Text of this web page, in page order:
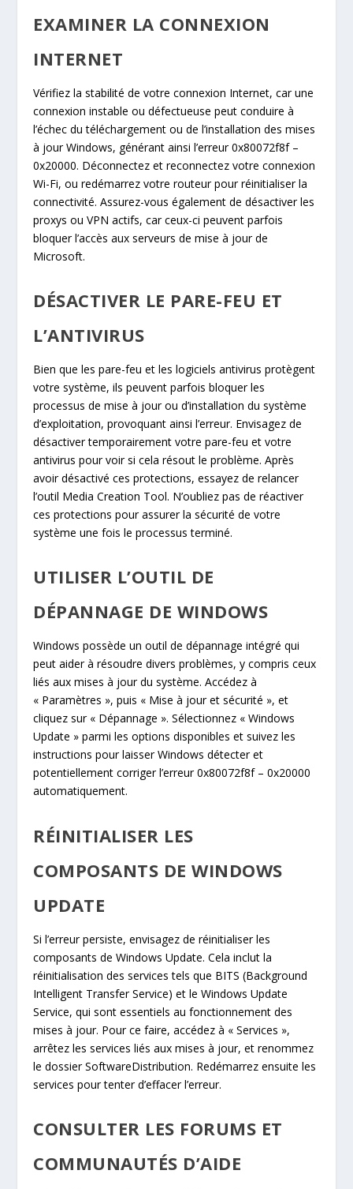
EXAMINER LA CONNEXION
INTERNET
Vérifiez la stabilité de votre connexion Internet, car une
connexion instable ou défectueuse peut conduire à
l’échec du téléchargement ou de l’installation des mises
à jour Windows, générant ainsi l’erreur 0x80072f8f –
0x20000. Déconnectez et reconnectez votre connexion
Wi-Fi, ou redémarrez votre routeur pour réinitialiser la
connectivité. Assurez-vous également de désactiver les
proxys ou VPN actifs, car ceux-ci peuvent parfois
bloquer l’accès aux serveurs de mise à jour de
Microsoft.
DÉSACTIVER LE PARE-FEU ET
L’ANTIVIRUS
Bien que les pare-feu et les logiciels antivirus protègent
votre système, ils peuvent parfois bloquer les
processus de mise à jour ou d’installation du système
d’exploitation, provoquant ainsi l’erreur. Envisagez de
désactiver temporairement votre pare-feu et votre
antivirus pour voir si cela résout le problème. Après
avoir désactivé ces protections, essayez de relancer
l’outil Media Creation Tool. N’oubliez pas de réactiver
ces protections pour assurer la sécurité de votre
système une fois le processus terminé.
UTILISER L’OUTIL DE
DÉPANNAGE DE WINDOWS
Windows possède un outil de dépannage intégré qui
peut aider à résoudre divers problèmes, y compris ceux
liés aux mises à jour du système. Accédez à
« Paramètres », puis « Mise à jour et sécurité », et
cliquez sur « Dépannage ». Sélectionnez « Windows
Update » parmi les options disponibles et suivez les
instructions pour laisser Windows détecter et
potentiellement corriger l’erreur 0x80072f8f – 0x20000
automatiquement.
RÉINITIALISER LES
COMPOSANTS DE WINDOWS
UPDATE
Si l’erreur persiste, envisagez de réinitialiser les
composants de Windows Update. Cela inclut la
réinitialisation des services tels que BITS (Background
Intelligent Transfer Service) et le Windows Update
Service, qui sont essentiels au fonctionnement des
mises à jour. Pour ce faire, accédez à « Services »,
arrêtez les services liés aux mises à jour, et renommez
le dossier SoftwareDistribution. Redémarrez ensuite les
services pour tenter d’effacer l’erreur.
CONSULTER LES FORUMS ET
COMMUNAUTÉS D’AIDE